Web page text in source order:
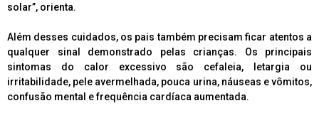
solar”, orienta.
Além desses cuidados, os pais também precisam ficar atentos a
qualquer sinal demonstrado pelas crianças. Os principais
sintomas do calor excessivo são cefaleia, letargia ou
irritabilidade, pele avermelhada, pouca urina, náuseas e vômitos,
confusão mental e frequência cardíaca aumentada.